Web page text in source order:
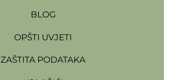
BLOG
OPŠTI UVJETI
ZAŠTITA PODATAKA